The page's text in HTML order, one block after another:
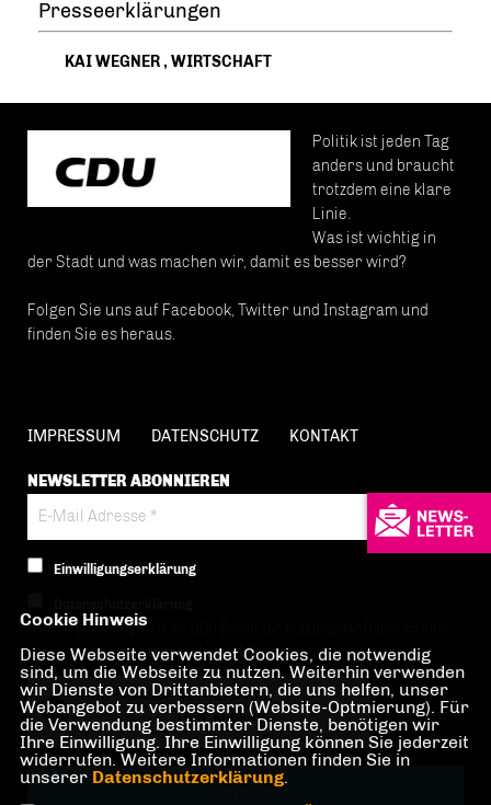
Presseerklärungen
KAI WEGNER, WIRTSCHAFT
Politik ist jeden Tag
anders und braucht
trotzdem eine klare
Linie.
Was ist wichtig in
der Stadt und was machen wir, damit es besser wird?
Folgen Sie uns auf Facebook, Twitter und Instagram und
finden Sie es heraus.
IMPRESSUM DATENSCHUTZ KONTAKT
NEWSLETTER ABONNIEREN
Einwilligungserklärung
Hiermit berechtige ich die CDU Berlin zur Nutzung der Daten im Sinn
der nachfolgenden Datenschutzerklärung.*
Anti-Roboter-Verifizierung
Hier klicken
Friendly Captcha ⇗
Cookie Hinweis
Diese Webseite verwendet Cookies, die notwendig
sind, um die Webseite zu nutzen. Weiterhin verwenden
wir Dienste von Drittanbietern, die uns helfen, unser
Webangebot zu verbessern (Website-Optmierung). Für
die Verwendung bestimmter Dienste, benötigen wir
Ihre Einwilligung. Ihre Einwilligung können Sie jederzeit
widerrufen. Weitere Informationen finden Sie in
unserer Datenschutzerklärung.